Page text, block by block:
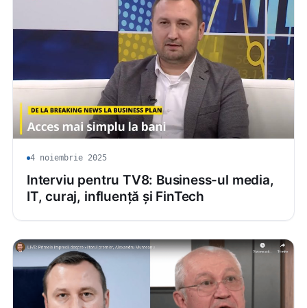
4 noiembrie 2025
Interviu pentru TV8: Business-ul media,
IT, curaj, influență și FinTech